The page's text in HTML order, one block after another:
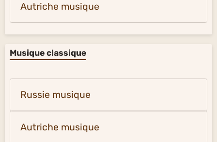
Autriche musique
Musique classique
Russie musique
Autriche musique